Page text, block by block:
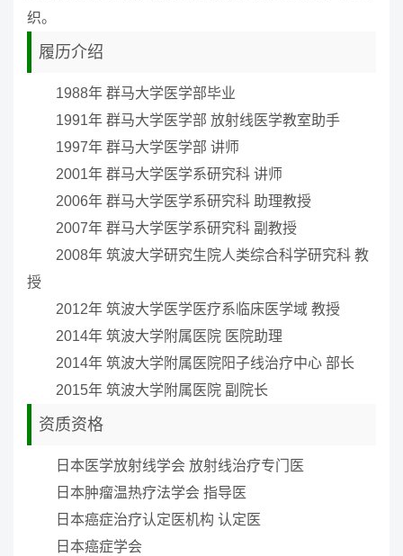
织。
履历介绍
1988年 群马大学医学部毕业
1991年 群马大学医学部 放射线医学教室助手
1997年 群马大学医学部 讲师
2001年 群马大学医学系研究科 讲师
2006年 群马大学医学系研究科 助理教授
2007年 群马大学医学系研究科 副教授
2008年 筑波大学研究生院人类综合科学研究科 教
授
2012年 筑波大学医学医疗系临床医学域 教授
2014年 筑波大学附属医院 医院助理
2014年 筑波大学附属医院阳子线治疗中心 部长
2015年 筑波大学附属医院 副院长
资质资格
日本医学放射线学会 放射线治疗专门医
日本肿瘤温热疗法学会 指导医
日本癌症治疗认定医机构 认定医
日本癌症学会